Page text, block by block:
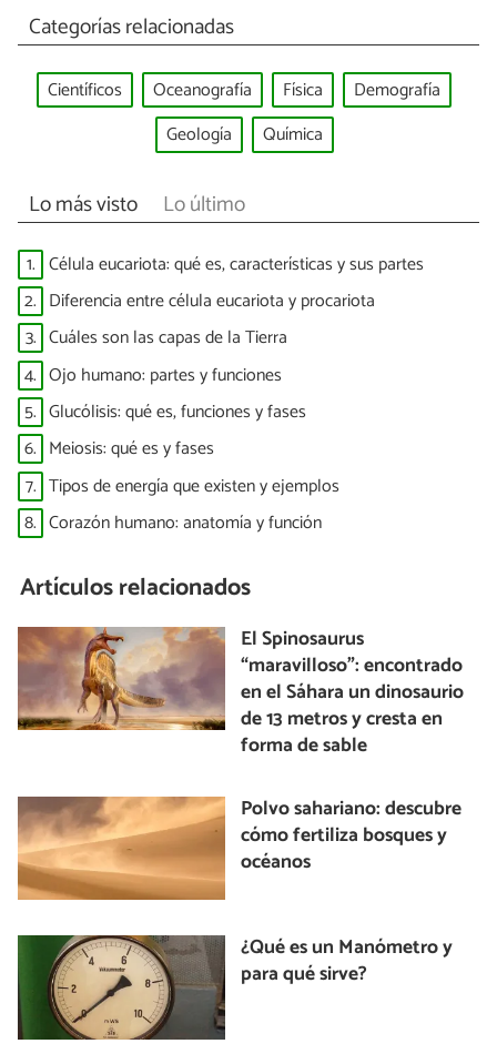
Categorías relacionadas
Científicos Oceanografía Física
Demografía
Geología
Química
Lo más visto Lo último
1. Célula eucariota: qué es, características y sus partes
2. Diferencia entre célula eucariota y procariota
3. Cuáles son las capas de la Tierra
4. Ojo humano: partes y funciones
5. Glucólisis: qué es, funciones y fases
6. Meiosis: qué es y fases
7. Tipos de energía que existen y ejemplos
8. Corazón humano: anatomía y función
Artículos relacionados
El Spinosaurus
“maravilloso”: encontrado
en el Sáhara un dinosaurio
de 13 metros y cresta en
forma de sable
Polvo sahariano: descubre
cómo fertiliza bosques y
océanos
¿Qué es un Manómetro y
para qué sirve?